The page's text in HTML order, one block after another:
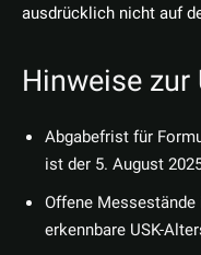
ausdrücklich nicht auf
Hinweise zur
Abgabefrist für
ist der 5. August
Offene
erkennbare USK-